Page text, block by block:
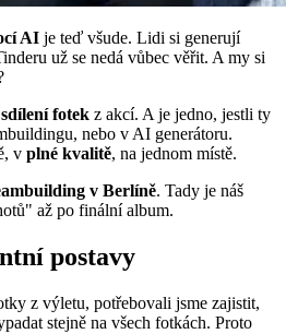
AI je teď všude. Lidi si generují
už se nedá vůbec věřit. A my si
fotek z akcí. A je jedno, jestli ty
nebo v AI generátoru.
v plné kvalitě, na jednom místě.
v Berlíně. Tady je náš
až po finální album.
postavy
z výletu, potřebovali jsme zajistit,
stejně na všech fotkách. Proto